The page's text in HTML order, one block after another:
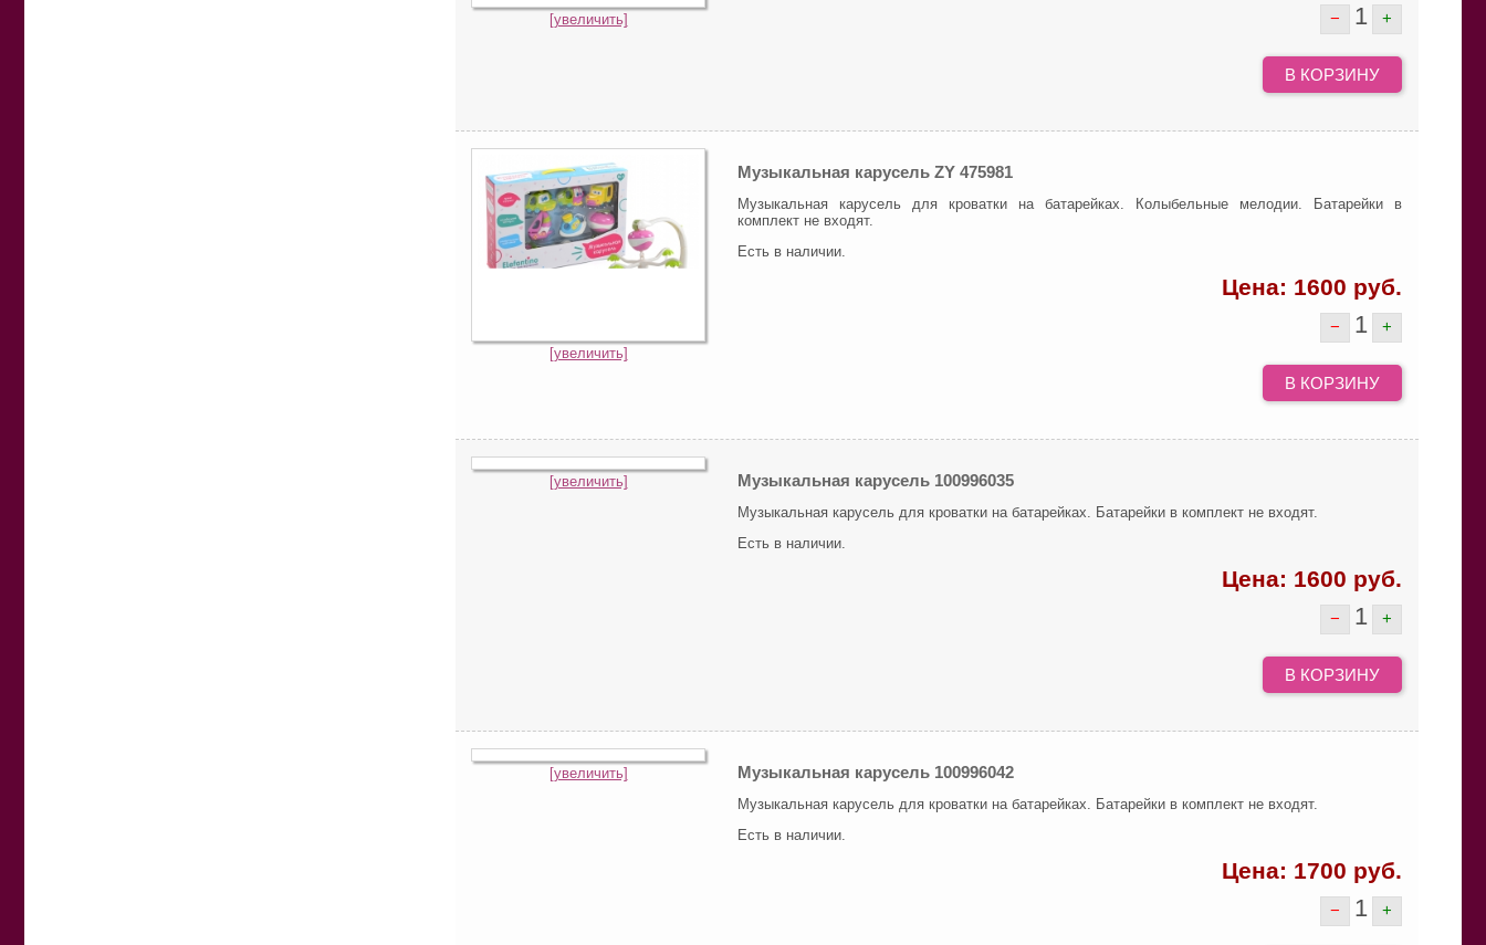
[увеличить] − 1 +
В КОРЗИНУ
[увеличить]
Музыкальная карусель ZY 475981
Музыкальная карусель для кроватки на батарейках. Колыбельные мелодии. Батарейки в
комплект не входят.
Есть в наличии.
Цена: 1600 руб.
− 1 +
В КОРЗИНУ
[увеличить] Музыкальная карусель 100996035
Музыкальная карусель для кроватки на батарейках. Батарейки в комплект не входят.
Есть в наличии.
Цена: 1600 руб.
− 1 +
В КОРЗИНУ
[увеличить] Музыкальная карусель 100996042
Музыкальная карусель для кроватки на батарейках. Батарейки в комплект не входят.
Есть в наличии.
Цена: 1700 руб.
− 1 +